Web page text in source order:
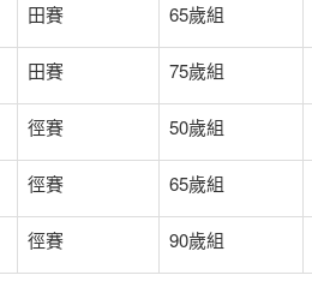
田賽 65歲組
田賽 75歲組
徑賽 50歲組
徑賽 65歲組
徑賽 90歲組